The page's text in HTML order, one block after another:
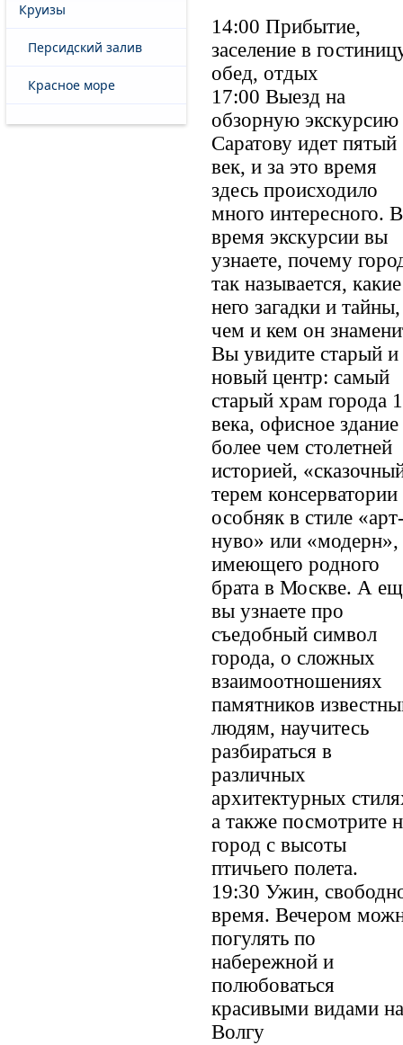
Круизы
Персидский залив
Красное море
14:00 Прибытие,
заселение в
обед, отдых
17:00 Выезд на
обзорную экскурсию
Саратову идет пятый
век, и за это время
здесь происходило
много интересного.
время экскурсии вы
узнаете, почему
так называется,
него загадки и тайны,
чем и кем он
Вы увидите старый и
новый центр: самый
старый храм города
века, офисное здание
более чем столетней
историей,
терем консерватории
особняк в стиле
нуво» или «модерн»,
имеющего родного
брата в Москве. А
вы узнаете про
съедобный символ
города, о сложных
взаимоотношениях
памятников
людям, научитесь
разбираться в
различных
архитектурных
а также посмотрите
город с высоты
птичьего полета.
19:30 Ужин,
время. Вечером
погулять по
набережной и
полюбоваться
красивыми видами на
Волгу